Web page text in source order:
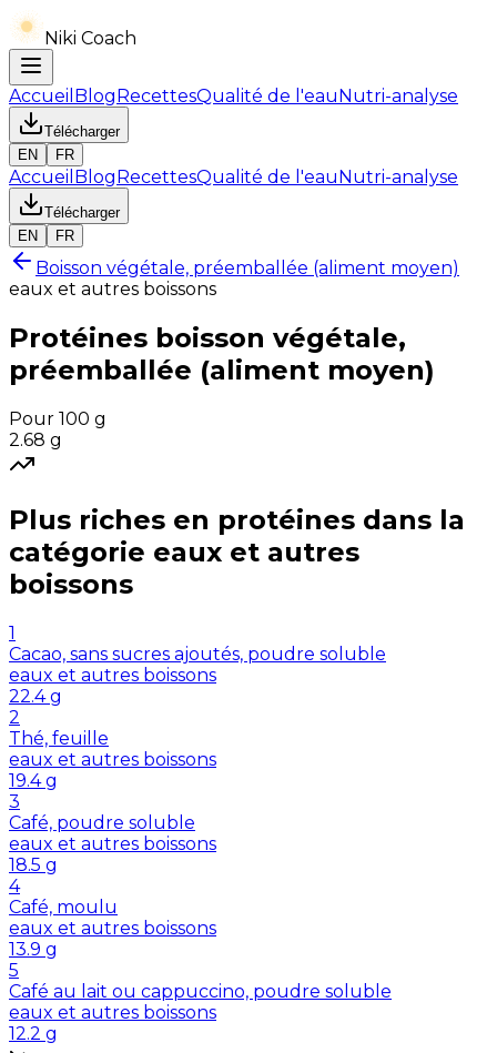
Niki Coach
Accueil BlogRecettesQualité de l'eauNutri-analyse
Télécharger
EN
FR
Accueil BlogRecettesQualité de l'eauNutri-analyse
Télécharger
EN
FR
Boisson végétale, préemballée (aliment moyen)
eaux et autres boissons
Protéines boisson végétale,
préemballée (aliment moyen)
Pour 100 g
2.68 g
Plus riches en protéines dans la
catégorie eaux et autres
boissons
1
Cacao, sans sucres ajoutés, poudre soluble
eaux et autres boissons
22.4 g
2
Thé, feuille
eaux et autres boissons
19.4 g
3
Café, poudre soluble
eaux et autres boissons
18.5 g
4
Café, moulu
eaux et autres boissons
13.9 g
5
Café au lait ou cappuccino, poudre soluble
eaux et autres boissons
12.2 g